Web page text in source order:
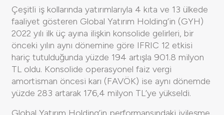
Çeşitli iş kollarında yatırımlarıyla 4 kıta ve 13 ülkede
faaliyet gösteren Global Yatırım Holding’in (GYH)
2022 yılı ilk üç ayına ilişkin konsolide gelirleri, bir
önceki yılın aynı dönemine göre IFRIC 12 etkisi
hariç tutulduğunda yüzde 194 artışla 901.8 milyon
TL oldu. Konsolide operasyonel faiz vergi
amortisman öncesi karı (FAVÖK) ise aynı dönemde
yüzde 283 artarak 176,4 milyon TL’ye yükseldi.
Global Yatırım Holding’in performansındaki iyileşme,